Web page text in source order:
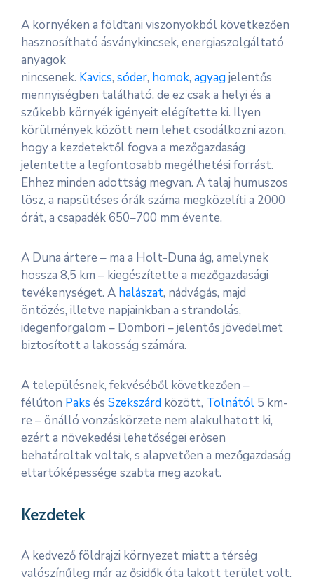
A környéken a földtani viszonyokból következően
hasznosítható ásványkincsek, energiaszolgáltató
anyagok
nincsenek. Kavics, sóder, homok, agyagjelentős
mennyiségben található, de ez csak a helyi és a
szűkebb környék igényeit elégítette ki. Ilyen
körülmények között nem lehet csodálkozni azon,
hogy a kezdetektől fogva a mezőgazdaság
jelentette a legfontosabb megélhetési forrást.
Ehhez minden adottság megvan. A talaj humuszos
lösz, a napsütéses órák száma megközelíti a 2000
órát, a csapadék 650–700 mm évente.
A Duna ártere – ma a Holt-Duna ág, amelynek
hossza 8,5 km – kiegészítette a mezőgazdasági
tevékenységet. A halászat, nádvágás, majd
öntözés, illetve napjainkban a strandolás,
idegenforgalom – Dombori – jelentős jövedelmet
biztosított a lakosság számára.
A településnek, fekvéséből következően –
félúton Paks és Szekszárd között, Tolnától 5 km-
re – önálló vonzáskörzete nem alakulhatott ki,
ezért a növekedési lehetőségei erősen
behatároltak voltak, s alapvetően a mezőgazdaság
eltartóképessége szabta meg azokat.
Kezdetek
A kedvező földrajzi környezet miatt a térség
valószínűleg már az ősidők óta lakott terület volt.